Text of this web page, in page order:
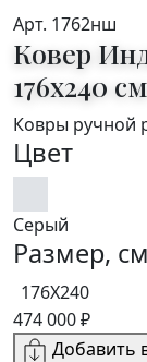
Арт. 1762нш
Ковер
176x240
Ковры ручной
Цвет
Серый
Размер, см
176X240
474 000 ₽
Добавить